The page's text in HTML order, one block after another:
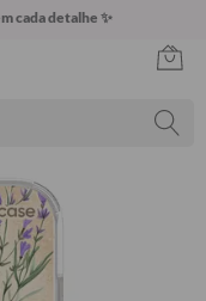
cada detalhe ✨